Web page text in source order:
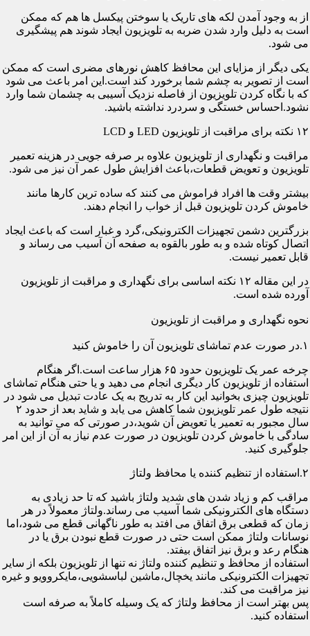
از به وجود آمدن لکه های تاریک یا سوختن پیکسل ها هم که ممکن
است به دلیل وارد شدن ضربه به تلویزیون ایجاد شوند هم پیشگیری
می شود.
یکی دیگر از مزایای این محافظ کاهش نورهای مضری است که ممکن
است از تصویر به چشم شما برخورد کند است.این امر باعث می شود
که با نگاه کردن تلویزیون از فاصله نزدیک آسیبی به چشمان شما وارد
نشود.احساس خستگی و سردرد نداشته باشید.
۱۲ نکته برای مراقبت از تلویزیون LED و LCD
مراقبت و نگهداری از تلویزیون علاوه بر صرفه جویی در هزینه تعمیر
تلویزیون و تعویض قطعات،باعث افزایش طول عمر آن نیز می شود.
بیشتر وقت ها افراد فراموش می کنند که ساده ترین کارها مانند
خاموش کردن تلویزیون قبل از خواب را انجام دهند.
بزرگترین دشمن تجهیزات الکترونیکی،گرد و غبار است که باعث ایجاد
اتصال کوتاه شده و به طور بالقوه به صفحه آن آسیب می رساند و
قابل تعمیر نیست.
در این مقاله ۱۲ نکته اساسی برای نگهداری و مراقبت از تلویزیون
آورده شده است.
نحوه نگهداری و مراقبت از تلویزیون
۱.در صورت عدم تماشای تلویزیون آن را خاموش کنید
چرخه عمر یک تلویزیون حدود ۶۵ هزار ساعت است.اگر هنگام
استفاده از تلویزیون کار دیگری انجام می دهید و یا حتی هنگام تماشای
تلویزیون چیزی بخوانید این کار به تدریج به یک عادت تبدیل می شود در
نتیجه طول عمر تلویزیون شما کاهش می یابد و شاید بعد از حدود ۲
سال مجبور به تعمیر یا تعویض آن شوید،در صورتی که می توانید به
سادگی با خاموش کردن تلویزیون در صورت عدم نیاز به آن از این امر
جلوگیری کنید.
۲.استفاده از تنظیم کننده یا محافظ ولتاژ
مراقب کم و زیاد شدن های شدید ولتاژ باشید که تا حد زیادی به
دستگاه های الکترونیکی شما آسیب می رساند.ولتاژ معمولاً در هر
زمان که قطعی برق اتفاق می افتد به طور ناگهانی قطع می شود،اما
نوسانات ولتاژ ممکن است حتی در صورت قطع نبودن برق یا در
هنگام رعد و برق نیز اتفاق بیفتد.
استفاده از محافظ و تنظیم کننده ولتاژ نه تنها از تلویزیون بلکه از سایر
تجهیزات الکترونیکی مانند یخچال،ماشین لباسشویی،مایکروویو و غیره
نیز مراقبت می کند.
پس بهتر است از محافظ ولتاژ که یک وسیله کاملاً به صرفه است
استفاده کنید.